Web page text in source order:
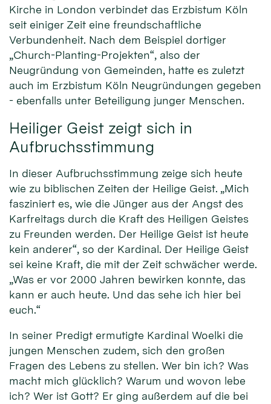
Kirche in London verbindet das Erzbistum Köln
seit einiger Zeit eine freundschaftliche
Verbundenheit. Nach dem Beispiel dortiger
„Church-Planting-Projekten“, also der
Neugründung von Gemeinden, hatte es zuletzt
auch im Erzbistum Köln Neugründungen gegeben
- ebenfalls unter Beteiligung junger Menschen.
Heiliger Geist zeigt sich in
Aufbruchsstimmung
In dieser Aufbruchsstimmung zeige sich heute
wie zu biblischen Zeiten der Heilige Geist. „Mich
fasziniert es, wie die Jünger aus der Angst des
Karfreitags durch die Kraft des Heiligen Geistes
zu Freunden werden. Der Heilige Geist ist heute
kein anderer“, so der Kardinal. Der Heilige Geist
sei keine Kraft, die mit der Zeit schwächer werde.
„Was er vor 2000 Jahren bewirken konnte, das
kann er auch heute. Und das sehe ich hier bei
euch.“
In seiner Predigt ermutigte Kardinal Woelki die
jungen Menschen zudem, sich den großen
Fragen des Lebens zu stellen. Wer bin ich? Was
macht mich glücklich? Warum und wovon lebe
ich? Wer ist Gott? Er ging außerdem auf die bei